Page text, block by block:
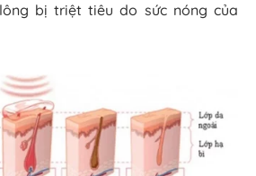
bị triệt tiêu do sức nóng của